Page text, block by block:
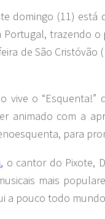
domingo (11)
Portugal, trazendo
de São
vive o
animado com a
para
o cantor do Pixote,
mais
a pouco todo